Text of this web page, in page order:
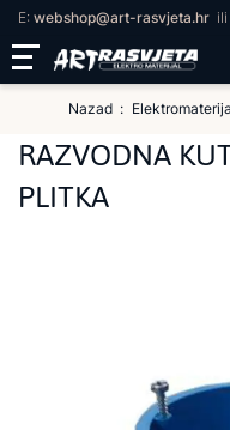
E: webshop@art-rasvjeta.hr ili
Nazad
RAZVODNA
PLITKA